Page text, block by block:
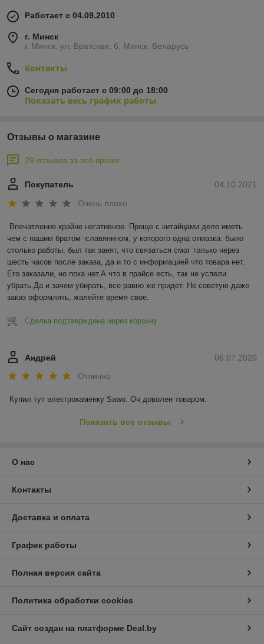
Работает с 04.09.2010
г. Минск
г. Минск, ул. Братская, 6, Минск, Беларусь
Контакты
Сегодня работает с 09:00 до 18:00
Показать весь график работы
Отзывы о магазине
29 отзывов за всё время
04.10.2021
Покупатель
Очень плохо
Впечатление крайне негативное. Проще с китайцами дело иметь
чем с нашим братом -славянином, у которого одна отмазка: было
столько работы, был так занят, что связаться смог только через
шесть часов после заказа, да и то с информацией что товара нет.
Его заказали, но пока нет.А что в прайсе есть, так не успели
убрать.Да и зачем убирать, все равно же придет. Не советую даже
заказ оформлять, жалейте время свое.
Сделка подтверждена через корзину
06.07.2020
Андрей
Отлично
Купил тут электрокаменку Sawo. Оч доволен товаром.
Показать все отзывы
О нас
Контакты
Доставка и оплата
График работы
Полная версия сайта
Политика обработки cookies
Сайт создан на платформе Deal.by